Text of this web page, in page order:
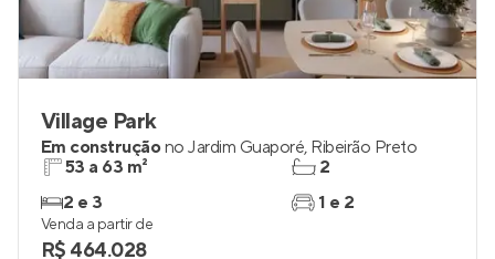
Village Park
Em construçãono Jardim Guaporé, Ribeirão Preto
53 a 63 m²
2 e 3
2
1 e 2
Venda a partir de
R$ 464.028